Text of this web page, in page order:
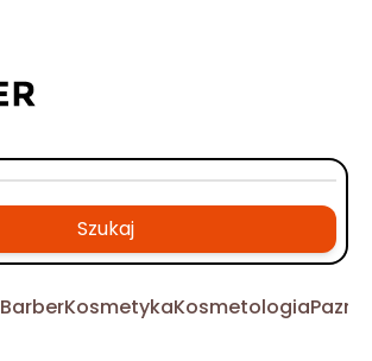
Szukaj
BarberKosmetykaKosmetologia